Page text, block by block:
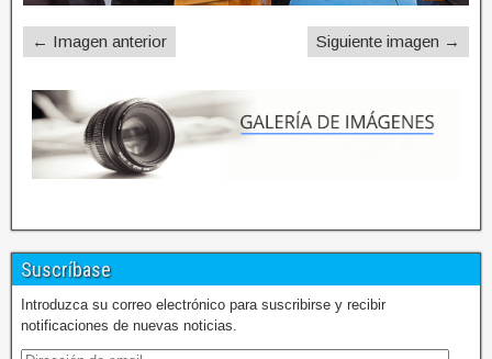
← Imagen anterior Siguiente imagen →
Suscríbase
Introduzca su correo electrónico para suscribirse y recibir
notificaciones de nuevas noticias.